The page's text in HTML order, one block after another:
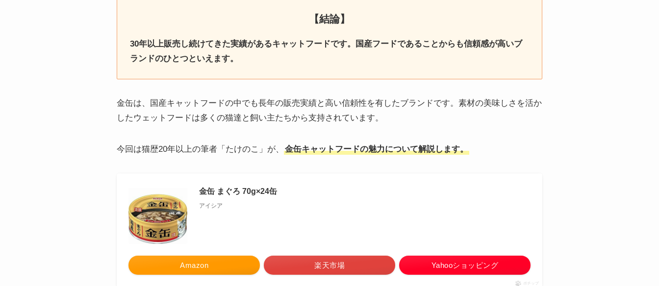
【結論】
30年以上販売し続けてきた実績があるキャットフードです。国産フードであることからも信頼感が高いブ
ランドのひとつといえます。
金缶は、国産キャットフードの中でも長年の販売実績と高い信頼性を有したブランドです。素材の美味しさを活か
したウェットフードは多くの猫達と飼い主たちから支持されています。
今回は猫歴20年以上の筆者「たけのこ」が、 金缶キャットフードの魅力について解説します。
金缶 まぐろ 70g×24缶
アイシア
Amazon 楽天市場 Yahooショッピング
ポチップ